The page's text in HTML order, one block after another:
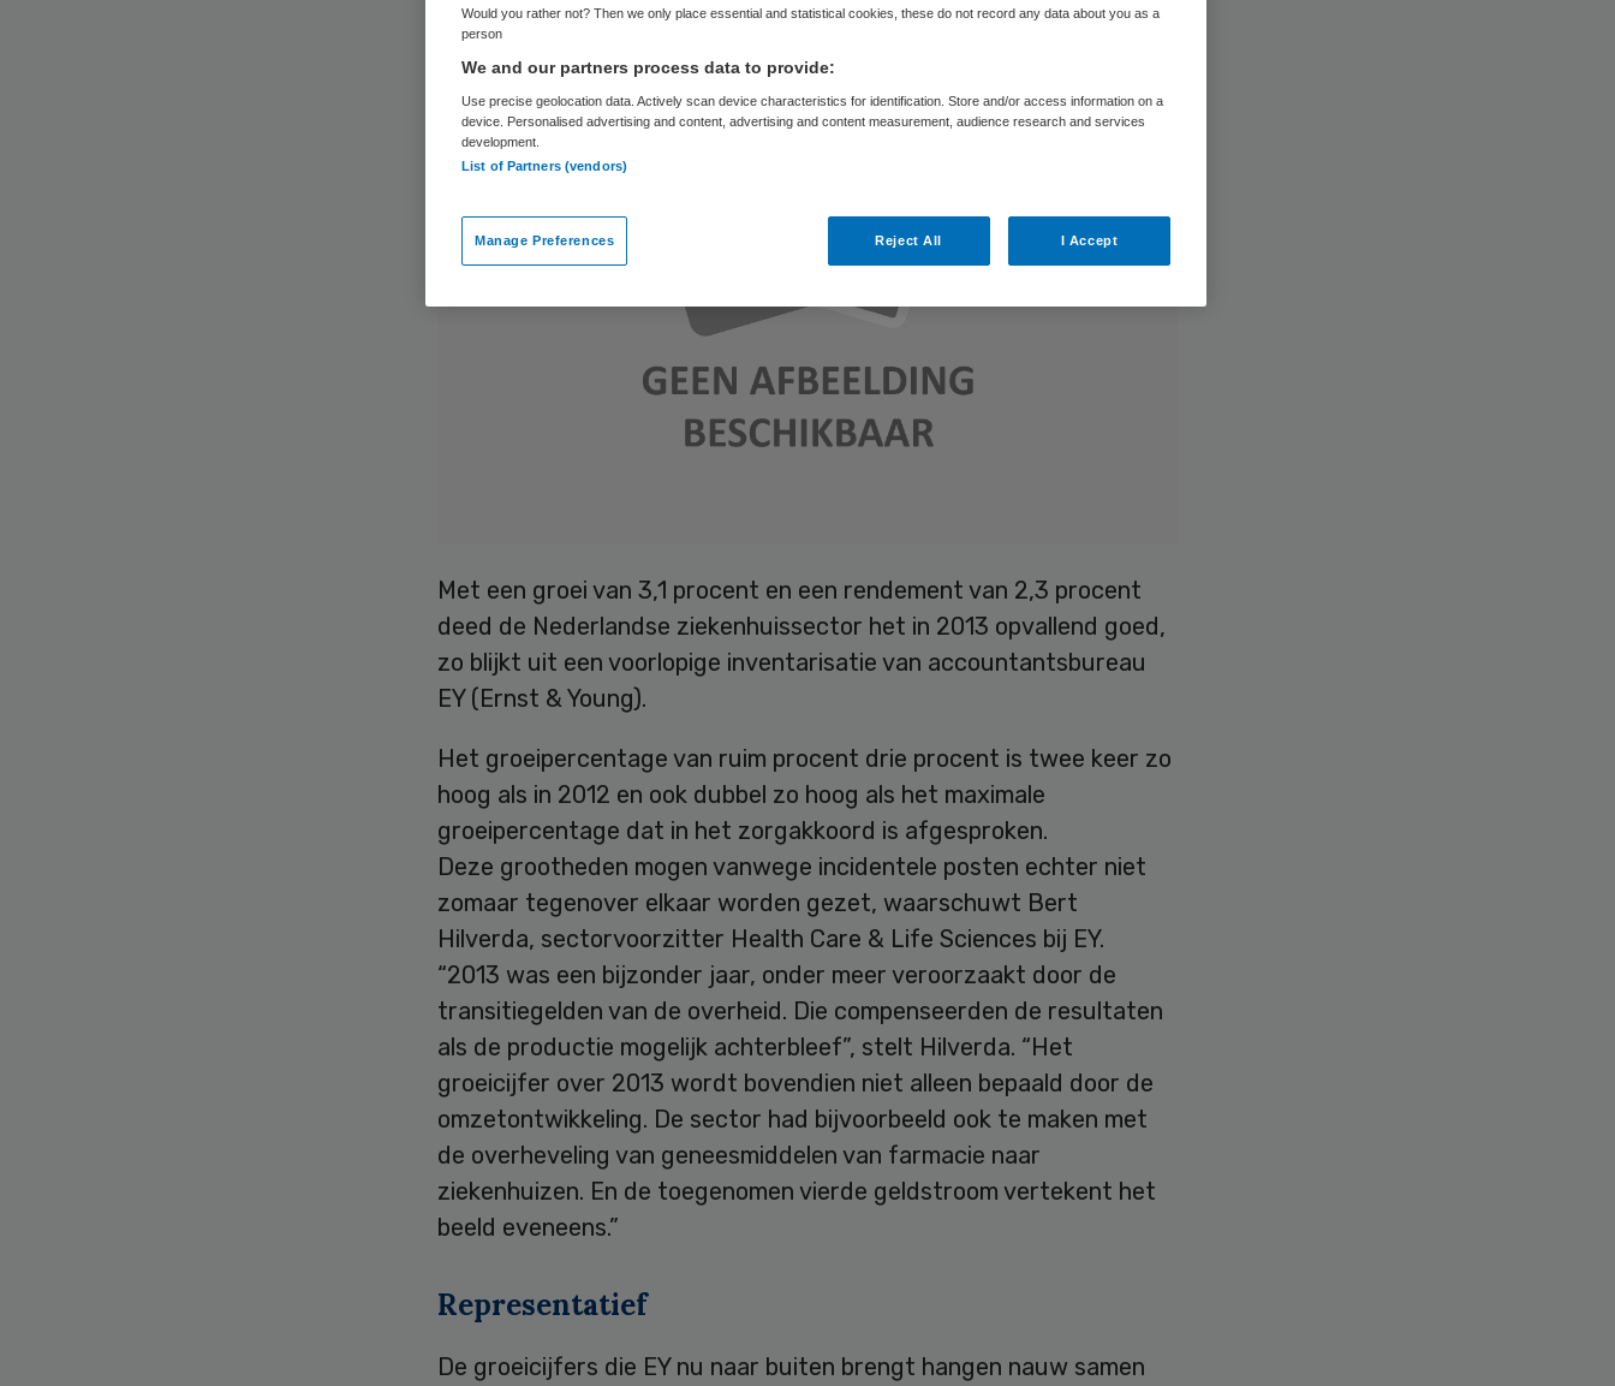
Met een groei van 3,1 procent en een rendement van 2,3 procent
deed de Nederlandse ziekenhuissector het in 2013 opvallend goed,
zo blijkt uit een voorlopige inventarisatie van accountantsbureau
EY (Ernst & Young).
Het groeipercentage van ruim procent drie procent is twee keer zo
hoog als in 2012 en ook dubbel zo hoog als het maximale
groeipercentage dat in het zorgakkoord is afgesproken.
Deze grootheden mogen vanwege incidentele posten echter niet
zomaar tegenover elkaar worden gezet, waarschuwt Bert
Hilverda, sectorvoorzitter Health Care & Life Sciences bij EY.
“2013 was een bijzonder jaar, onder meer veroorzaakt door de
transitiegelden van de overheid. Die compenseerden de resultaten
als de productie mogelijk achterbleef”, stelt Hilverda. “Het
groeicijfer over 2013 wordt bovendien niet alleen bepaald door de
omzetontwikkeling. De sector had bijvoorbeeld ook te maken met
de overheveling van geneesmiddelen van farmacie naar
ziekenhuizen. En de toegenomen vierde geldstroom vertekent het
beeld eveneens.”
Representatief
De groeicijfers die EY nu naar buiten brengt hangen nauw samen
Would you rather not? Then we only place essential and statistical cookies, these do not record any data about you as a
person
We and our partners process data to provide:
Use precise geolocation data. Actively scan device characteristics for identification. Store and/or access information on a
device. Personalised advertising and content, advertising and content measurement, audience research and services
development.
List of Partners (vendors)
Manage Preferences Reject All I Accept